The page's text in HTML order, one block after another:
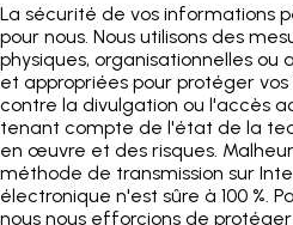
La sécurité de vos informations
pour nous. Nous utilisons des
physiques, organisationnelles ou
et appropriées pour protéger
contre la divulgation ou l'accès
tenant compte de l'état de la
en œuvre et des risques.
méthode de transmission sur
électronique n'est sûre à 100 %.
nous nous efforcions de